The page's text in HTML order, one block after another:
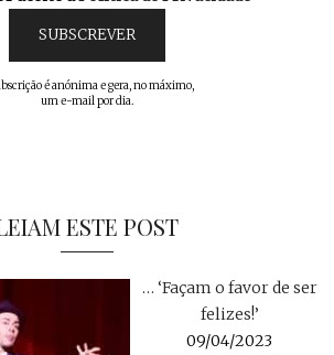
é anónima e gera, no máximo,
um e-mail por dia.
ESTE POST
… ‘Façam o favor de ser
felizes!’
09/04/2023